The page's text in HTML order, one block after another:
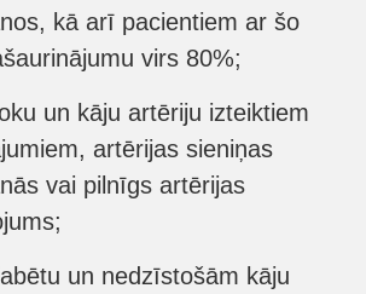
kā arī pacientiem ar šo
virs 80%;
un kāju artēriju izteiktiem
artērijas sieniņas
vai pilnīgs artērijas
un nedzīstošām kāju